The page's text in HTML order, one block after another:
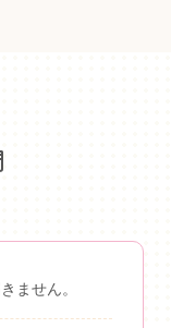
ません。